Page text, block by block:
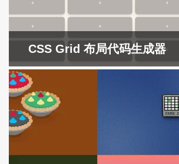
CSS Grid 布局代码生成器